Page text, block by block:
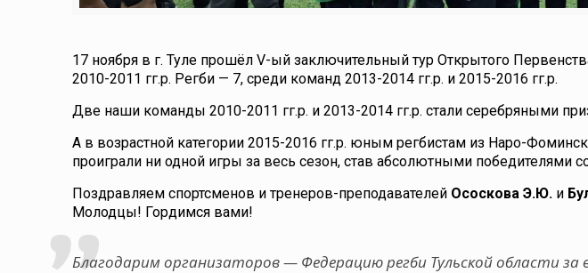
17 ноября в г. Туле прошёл V-ый заключительный тур Открытого
2010-2011 гг.р. Регби — 7, среди команд 2013-2014 гг.р. и 2015-2016 гг.р.
Две наши команды 2010-2011 гг.р. и 2013-2014 гг.р. стали серебряными
А в возрастной категории 2015-2016 гг.р. юным регбистам из Наро-
проиграли ни одной игры за весь сезон, став абсолютными победителями
Поздравляем спортсменов и тренеров-преподавателей Ососкова Э.Ю. и
Молодцы! Гордимся вами!
Благодарим организаторов — Федерацию регби Тульской области